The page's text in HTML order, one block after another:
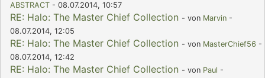
ABSTRACT - 08.07.2014, 10:57
RE: Halo: The Master Chief Collection - von Marvin -
08.07.2014, 12:05
RE: Halo: The Master Chief Collection - von MasterChief56 -
08.07.2014, 12:42
RE: Halo: The Master Chief Collection - von Paul -